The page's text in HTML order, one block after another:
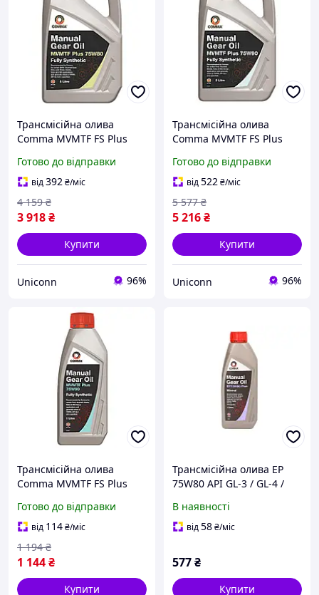
Трансмісійна олива
Comma MVMTF FS Plus
(MVP75805L)
Готово до відправки
від392₴/міс
3 918₴
4 159 ₴
Купити
Uniconn 96%
Трансмісійна олива
Comma MVMTF FS Plus
(MVMTFP5L)
Готово до відправки
від522₴/міс
5 216₴
5 577 ₴
Купити
Uniconn 96%
Трансмісійна олива
Comma MVMTF FS Plus
(MVMTFP1L)
Готово до відправки
від 114₴/міс
1 144₴
1 194 ₴
Купити
Трансмісійна олива EP
75W80 API GL-3 / GL-4 /
В наявності
від58₴/міс
577₴
Купити